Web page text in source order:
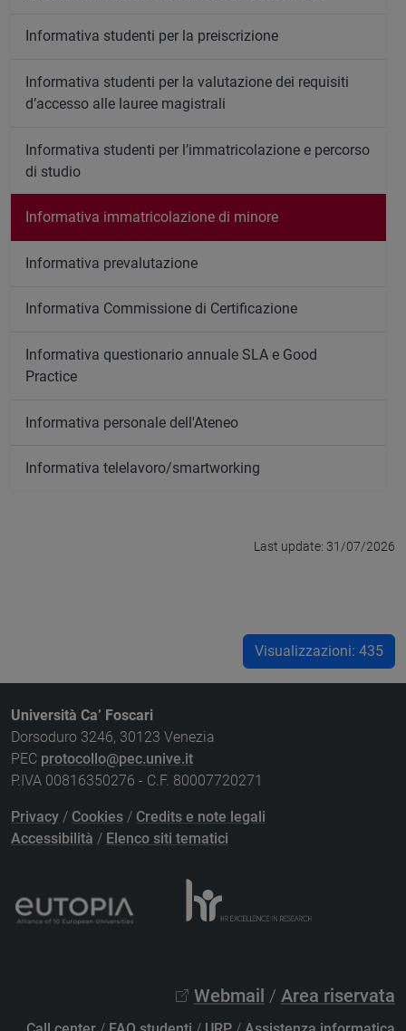
Informativa studenti per la preiscrizione
Informativa studenti per la valutazione dei requisiti
d’accesso alle lauree magistrali
Informativa studenti per l’immatricolazione e percorso
di studio
Informativa immatricolazione di minore
Informativa prevalutazione
Informativa Commissione di Certificazione
Informativa questionario annuale SLA e Good
Practice
Informativa personale dell'Ateneo
Informativa telelavoro/smartworking
Last update: 31/07/2026
Visualizzazioni: 435
Università Ca’ Foscari
Dorsoduro 3246, 30123 Venezia
PEC protocollo@pec.unive.it
P.IVA 00816350276 - C.F. 80007720271
Privacy / Cookies / Credits e note legali
Accessibilità / Elenco siti tematici
Webmail / Area riservata